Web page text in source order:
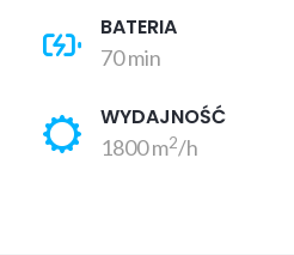
BATERIA
70 min
WYDAJNOŚĆ
1800 m2/h